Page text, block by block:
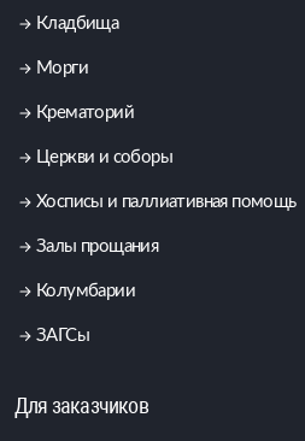
Кладбища
Морги
Крематорий
Церкви и соборы
Хосписы и паллиативная помощь
Залы прощания
Колумбарии
ЗАГСы
Для заказчиков